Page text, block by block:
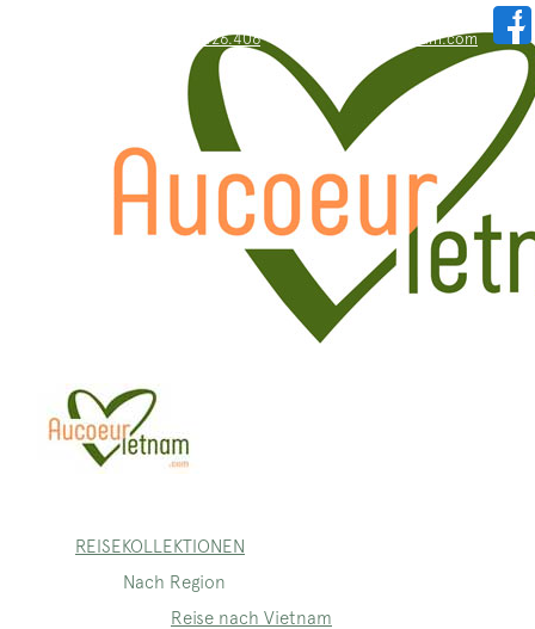
WhatsApp: +84.909.426.406 hallo@aucoeurvietnam.com
REISEKOLLEKTIONEN
Nach Region
Reise nach Vietnam